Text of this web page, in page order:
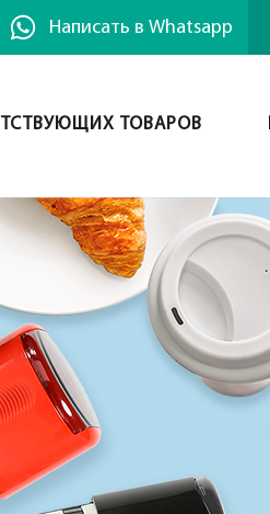
Написать в Whatsapp
ТОВАРОВ